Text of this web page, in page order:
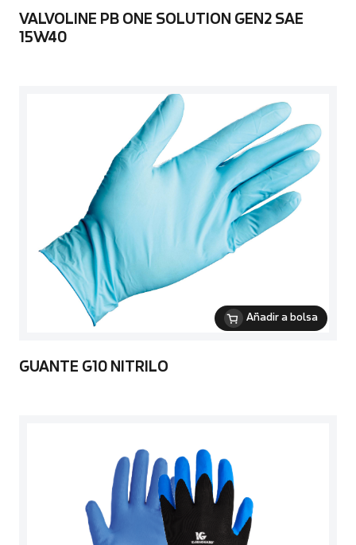
VALVOLINE PB ONE SOLUTION GEN2 SAE
15W40
Añadir a bolsa
GUANTE G10 NITRILO